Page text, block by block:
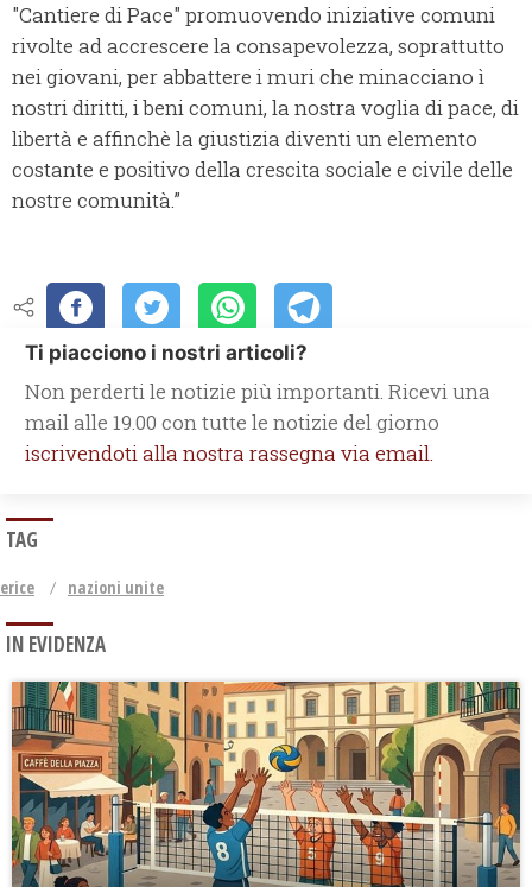
"Cantiere di Pace" promuovendo iniziative comuni
rivolte ad accrescere la consapevolezza, soprattutto
nei giovani, per abbattere i muri che minacciano ì
nostri diritti, i beni comuni, la nostra voglia di pace, di
libertà e affinchè la giustizia diventi un elemento
costante e positivo della crescita sociale e civile delle
nostre comunità.”
Ti piacciono i nostri articoli?
Non perderti le notizie più importanti. Ricevi una
mail alle 19.00 con tutte le notizie del giorno
iscrivendoti alla nostra rassegna via email.
TAG
erice nazioni unite
IN EVIDENZA